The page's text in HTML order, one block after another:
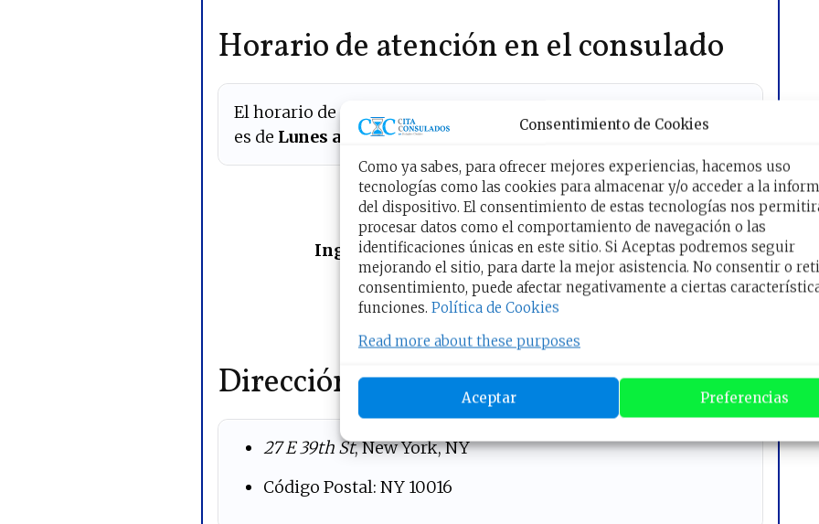
Consentimiento de Cookies
Como ya sabes, para ofrecer mejores experiencias, hacemos uso
tecnologías como las cookies para almacenar y/o acceder a la
del dispositivo. El consentimiento de estas tecnologías nos
procesar datos como el comportamiento de navegación o las
identificaciones únicas en este sitio. Si Aceptas podremos seguir
mejorando el sitio, para darte la mejor asistencia. No consentir o
consentimiento, puede afectar negativamente a ciertas
funciones. Política de Cookies
Read more about these purposes
Aceptar Preferencias
Horario de atención en el consulado
El horario de atención en el consulado de México en New York
es de Lunes a Viernes de 7:00 am a 8:00 pm.
Reserva tu Cita Online
Ingrese por el enlacepara ir al Sitio Oficial:
Reservar una Cita
Dirección del consulado
27 E 39th St, New York, NY
Código Postal: NY 10016